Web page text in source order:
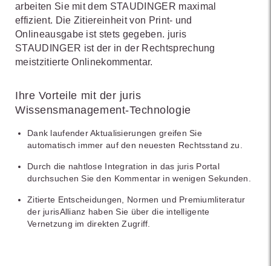
arbeiten Sie mit dem STAUDINGER maximal
effizient. Die Zitiereinheit von Print- und
Onlineausgabe ist stets gegeben. juris
STAUDINGER ist der in der Rechtsprechung
meistzitierte Onlinekommentar.
Ihre Vorteile mit der juris
Wissensmanagement-Technologie
Dank laufender Aktualisierungen greifen Sie
automatisch immer auf den neuesten Rechtsstand zu.
Durch die nahtlose Integration in das juris Portal
durchsuchen Sie den Kommentar in wenigen Sekunden.
Zitierte Entscheidungen, Normen und Premiumliteratur
der jurisAllianz haben Sie über die intelligente
Vernetzung im direkten Zugriff.